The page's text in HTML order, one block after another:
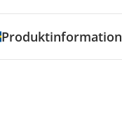
Produktinformation